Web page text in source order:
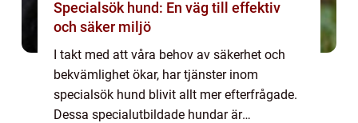
Specialsök hund: En väg till effektiv
och säker miljö
I takt med att våra behov av säkerhet och
bekvämlighet ökar, har tjänster inom
specialsök hund blivit allt mer efterfrågade.
Dessa specialutbildade hundar är